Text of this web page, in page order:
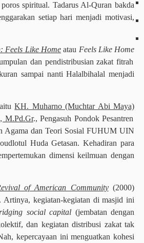
spiritual. Tadarus Al-Quran bakda
setiap hari menjadi motivasi,
Feels Like Home atau Feels Like Home
dan pendistribusian zakat fitrah
sampai nanti Halalbihalal menjadi
KH. Muharno (Muchtar Abi Maya)
M.Pd.Gr., Pengasuh Pondok Pesantren
Agama dan Teori Sosial FUHUM UIN
Huda Getasan. Kehadiran para
dimensi keilmuan dengan
of American Community (2000)
kegiatan-kegiatan di masjid ini
social capital (jembatan dengan
dan kegiatan distribusi zakat tak
kepercayaan ini menguatkan kohesi